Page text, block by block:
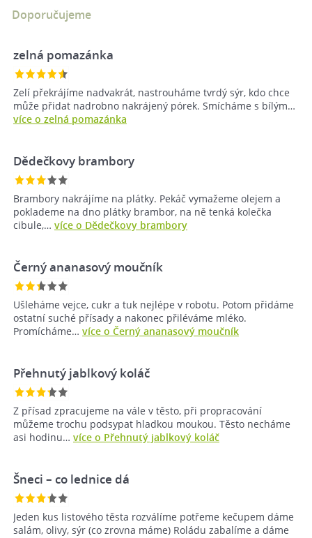
Doporučujeme
zelná pomazánka
Zelí překrájíme nadvakrát, nastrouháme tvrdý sýr, kdo chce
může přidat nadrobno nakrájený pórek. Smícháme s bílým…
více o zelná pomazánka
Dědečkovy brambory
Brambory nakrájíme na plátky. Pekáč vymažeme olejem a
poklademe na dno plátky brambor, na ně tenká kolečka
cibule,… více o Dědečkovy brambory
Černý ananasový moučník
Ušleháme vejce, cukr a tuk nejlépe v robotu. Potom přidáme
ostatní suché přísady a nakonec přiléváme mléko.
Promícháme… více o Černý ananasový moučník
Přehnutý jablkový koláč
Z přísad zpracujeme na vále v těsto, při propracování
můžeme trochu podsypat hladkou moukou. Těsto necháme
asi hodinu… více o Přehnutý jablkový koláč
Šneci – co lednice dá
Jeden kus listového těsta rozválíme potřeme kečupem dáme
salám, olivy, sýr (co zrovna máme) Roládu zabalíme a dáme